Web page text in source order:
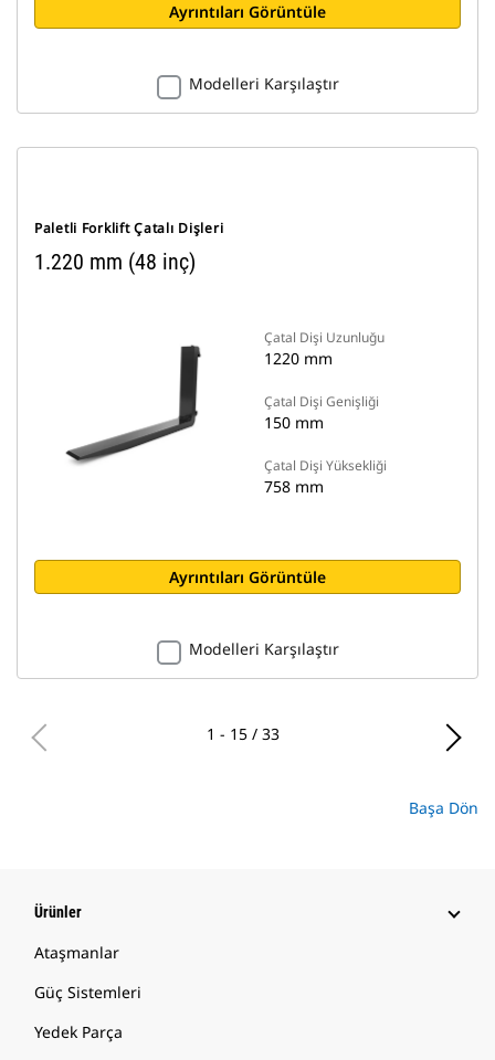
Ayrıntıları Görüntüle
Modelleri Karşılaştır
Paletli Forklift Çatalı Dişleri
1.220 mm (48 inç)
Çatal Dişi Uzunluğu
1220 mm
Çatal Dişi Genişliği
150 mm
Çatal Dişi Yüksekliği
758 mm
Ayrıntıları Görüntüle
Modelleri Karşılaştır
1 - 15 / 33
Başa Dön
Ürünler
Ataşmanlar
Güç Sistemleri
Yedek Parça